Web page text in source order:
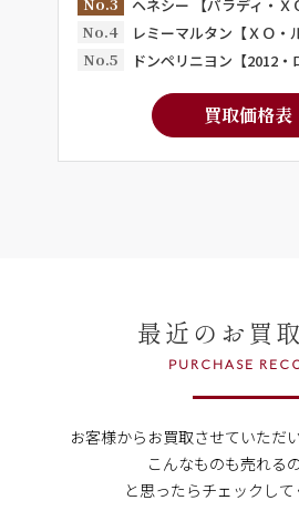
ヘネシー 【パラディ・Ｘ
No.4
レミーマルタン【ＸＯ・
No.5
ドンペリニヨン【2012・
買取価格表
最近のお買
PURCHASE
お客様からお買取させていただ
こんなものも売れる
と思ったらチェックして